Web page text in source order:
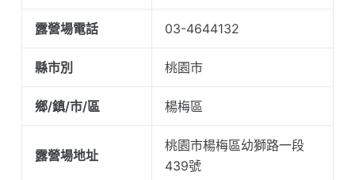
露營場電話 03-4644132
縣市別 桃園市
鄉/鎮/市/區 楊梅區
露營場地址
桃園市楊梅區幼獅路一段
439號